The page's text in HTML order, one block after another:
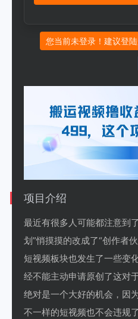
您当前未登录！建议登
项目介绍
最近有很多人可能都注意到
划”悄摸摸的改成了“创作者
短视频板块也发生了一些变
经不能主动申请原创了这对
绝对是一个大好的机会，因
不一样的短视频也不会违规了